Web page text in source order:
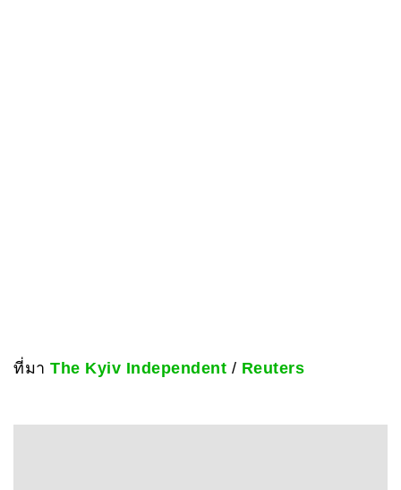
ที่มา The Kyiv Independent / Reuters